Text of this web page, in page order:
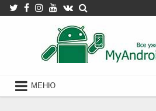
Skip
to
МЕНЮ